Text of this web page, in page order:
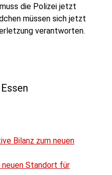
die Polizei jetzt
müssen sich jetzt
verantworten.
Bilanz zum neuen
neuen Standort für